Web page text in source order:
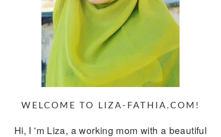
WELCOME TO LIZA-FATHIA.COM!
Hi, I 'm Liza, a working mom with a beautiful